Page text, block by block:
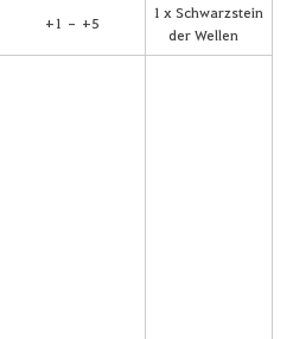
+1 – +5
1 x Schwarzstein
der Wellen